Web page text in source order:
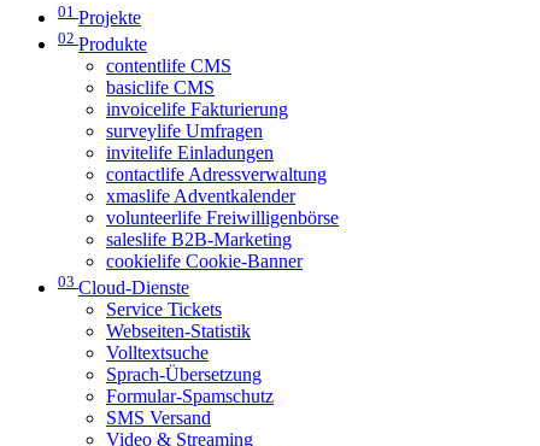
01 Projekte
02 Produkte
contentlife CMS
basiclife CMS
invoicelife Fakturierung
surveylife Umfragen
invitelife Einladungen
contactlife Adressverwaltung
xmaslife Adventkalender
volunteerlife Freiwilligenbörse
saleslife B2B-Marketing
cookielife Cookie-Banner
03 Cloud-Dienste
Service Tickets
Webseiten-Statistik
Volltextsuche
Sprach-Übersetzung
Formular-Spamschutz
SMS Versand
Video & Streaming